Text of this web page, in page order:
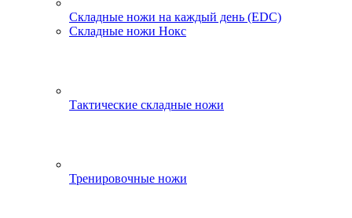
Складные ножи на каждый день (EDC)
Складные ножи Нокс
Тактические складные ножи
Тренировочные ножи